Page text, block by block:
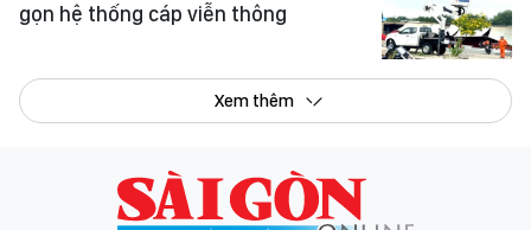
gọn hệ thống cáp viễn thông
Xem thêm